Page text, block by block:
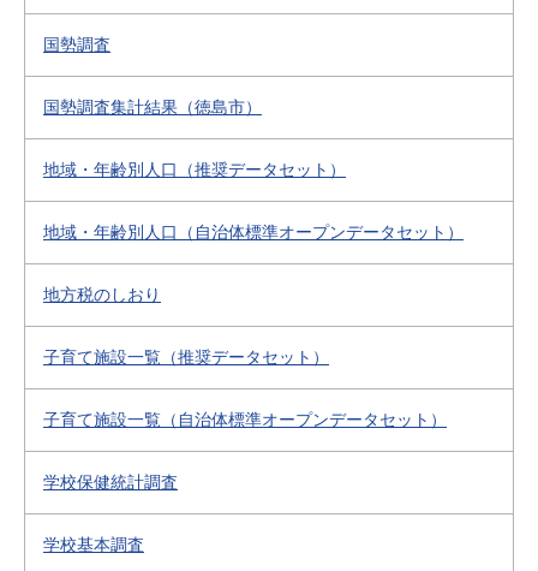
国勢調査
国勢調査集計結果（徳島市）
地域・年齢別人口（推奨データセット）
地域・年齢別人口（自治体標準オープンデータセット）
地方税のしおり
子育て施設一覧（推奨データセット）
子育て施設一覧（自治体標準オープンデータセット）
学校保健統計調査
学校基本調査